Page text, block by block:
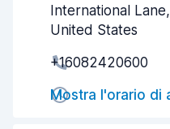
Rapidità del ritiro
Rapidità della riconsegna
Pulizia del veicolo
International
United States
+16082420600
Mostra l'orario di